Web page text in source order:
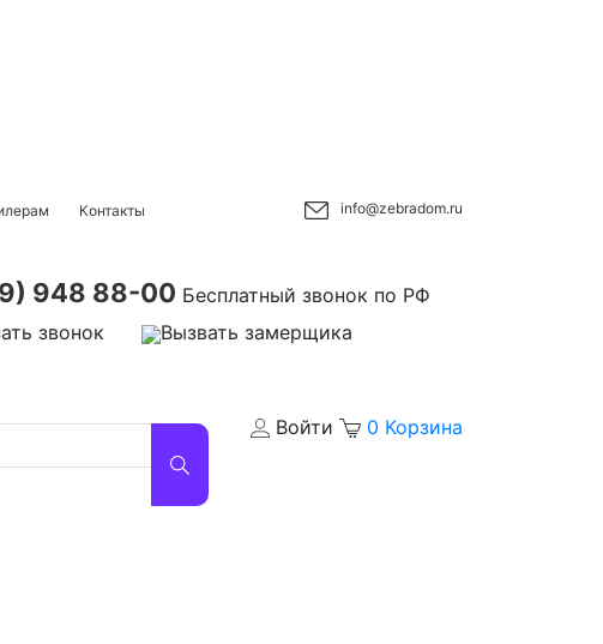
Контакты info@zebradom.ru
948 88-00 Бесплатный звонок по РФ
звонок
Вызвать замерщика
Войти
0 Корзина